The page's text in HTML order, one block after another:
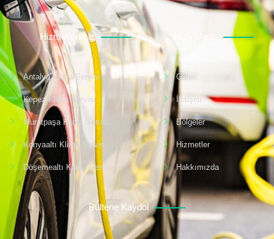
Hizmetlerimiz
Antalya Klima Servisi
Kepez Klima Servisi
Muratpaşa Klima Servisi
Konyaaltı Klima Servisi
Döşemealtı Klima Servisi
Galeri
İletişim
Bölgeler
Hizmetler
Hakkımızda
Bültene Kaydol